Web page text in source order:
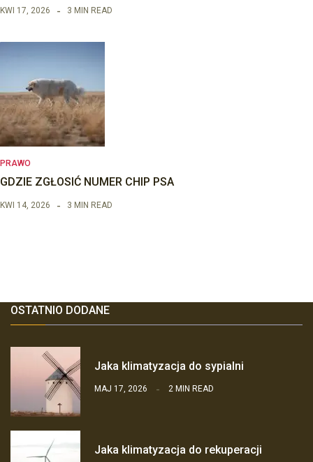
KWI 17, 2026 3 MIN READ
PRAWO
GDZIE ZGŁOSIĆ NUMER CHIP PSA
KWI 14, 2026 3 MIN READ
OSTATNIO DODANE
Jaka klimatyzacja do sypialni
MAJ 17, 2026 2 MIN READ
Jaka klimatyzacja do rekuperacji